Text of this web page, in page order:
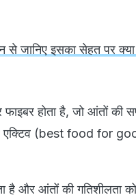
से जानिए इसका सेहत पर
होता है, जो आंतों की
एक्टिव (best food for
है और आंतों की गतिशीलता